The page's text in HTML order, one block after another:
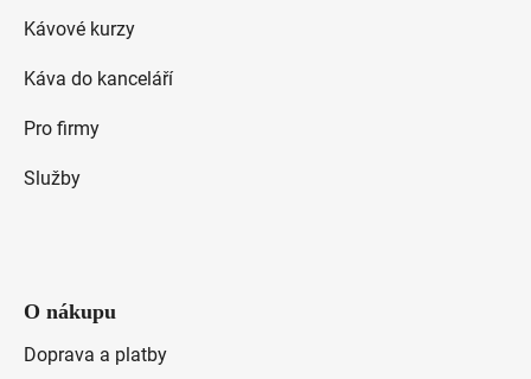
Kávové kurzy
Káva do kanceláří
Pro firmy
Služby
O nákupu
Doprava a platby